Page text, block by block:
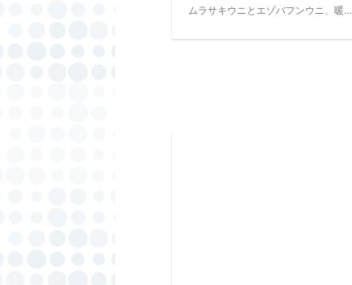
ムラサキウニとエゾバフンウニ、暖…